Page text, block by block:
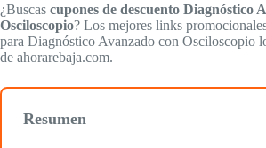
¿Buscas cupones de descuento Diagnóstico
Osciloscopio? Los mejores links
para Diagnóstico Avanzado con Osciloscopio
de ahorarebaja.com.
Resumen